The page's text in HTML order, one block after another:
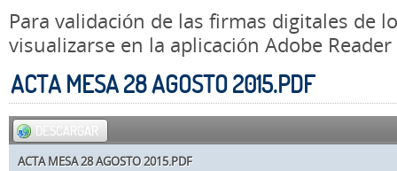
Para validación de las firmas digitales de
visualizarse en la aplicación Adobe Reader
ACTA MESA 28 AGOSTO 2015.PDF
DESCARGAR
ACTA MESA 28 AGOSTO 2015.PDF